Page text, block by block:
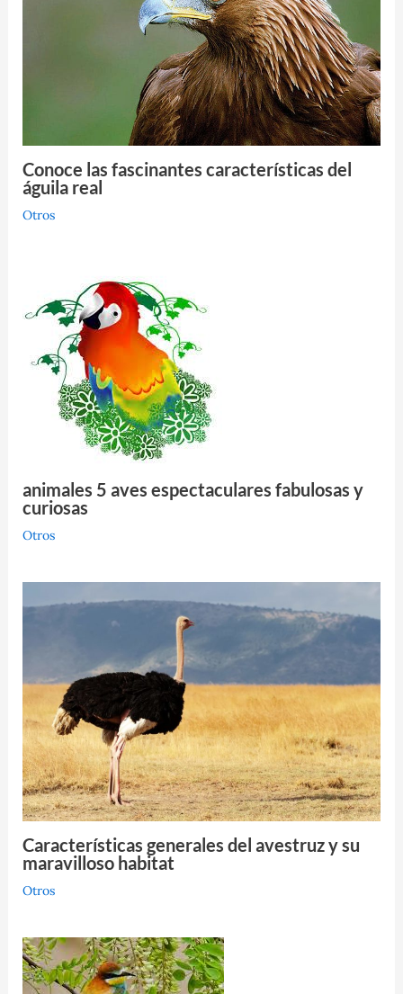
Conoce las fascinantes características del
águila real
Otros
animales 5 aves espectaculares fabulosas y
curiosas
Otros
Características generales del avestruz y su
maravilloso habitat
Otros